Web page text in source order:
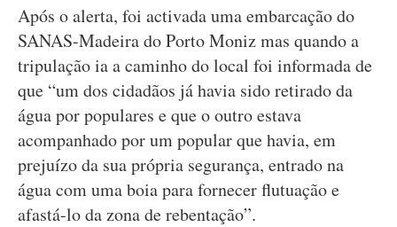
Após o alerta, foi activada uma embarcação do
SANAS-Madeira do Porto Moniz mas quando a
tripulação ia a caminho do local foi informada de
que “um dos cidadãos já havia sido retirado da
água por populares e que o outro estava
acompanhado por um popular que havia, em
prejuízo da sua própria segurança, entrado na
água com uma boia para fornecer flutuação e
afastá-lo da zona de rebentação”.